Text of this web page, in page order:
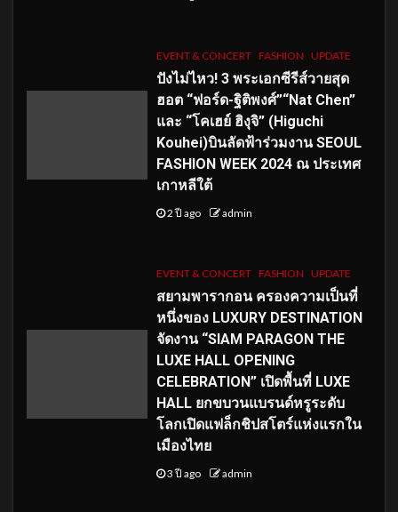
EVENT & CONCERT FASHION UPDATE
ปังไม่ไหว! 3 พระเอกซีรีส์วายสุด
ฮอต “ฟอร์ด-ฐิติพงศ์”“Nat Chen”
และ “โคเฮย์ ฮิงุจิ” (Higuchi
Kouhei)บินลัดฟ้าร่วมงาน SEOUL
FASHION WEEK 2024 ณ ประเทศ
เกาหลีใต้
2 ปี ago admin
EVENT & CONCERT FASHION UPDATE
สยามพารากอน ครองความเป็นที่
หนึ่งของ LUXURY DESTINATION
จัดงาน “SIAM PARAGON THE
LUXE HALL OPENING
CELEBRATION” เปิดพื้นที่ LUXE
HALL ยกขบวนแบรนด์หรูระดับ
โลกเปิดแฟล็กชิปสโตร์แห่งแรกใน
เมืองไทย
3 ปี ago admin